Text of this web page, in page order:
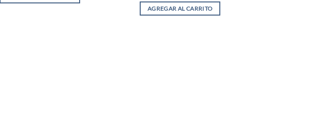
AGREGAR AL CARRITO